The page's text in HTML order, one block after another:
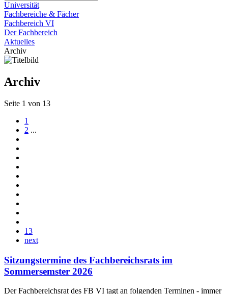
Universität
Fachbereiche & Fächer
Fachbereich VI
Der Fachbereich
Aktuelles
Archiv
Archiv
Seite 1 von 13
1
2 ...
13
next
Sitzungstermine des Fachbereichsrats im
Sommersemster 2026
Der Fachbereichsrat des FB VI tagt an folgenden Terminen - immer